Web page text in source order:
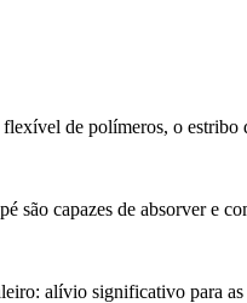
de polímeros, o
são capazes de absorver e
alívio significativo para